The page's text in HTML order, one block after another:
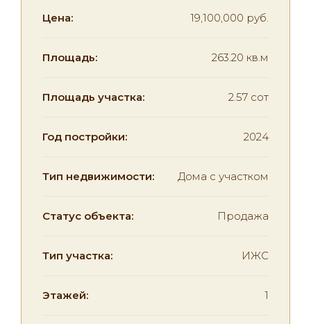
Цена: 19,100,000 руб.
Площадь: 263.20 кв.м
Площадь участка: 2.57 сот
Год постройки: 2024
Тип недвижимости: Дома с участком
Статус объекта: Продажа
Тип участка: ИЖС
Этажей: 1